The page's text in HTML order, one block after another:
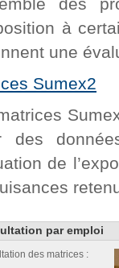
des
à
une
Sumex2
des
de
par emploi
des matrices :